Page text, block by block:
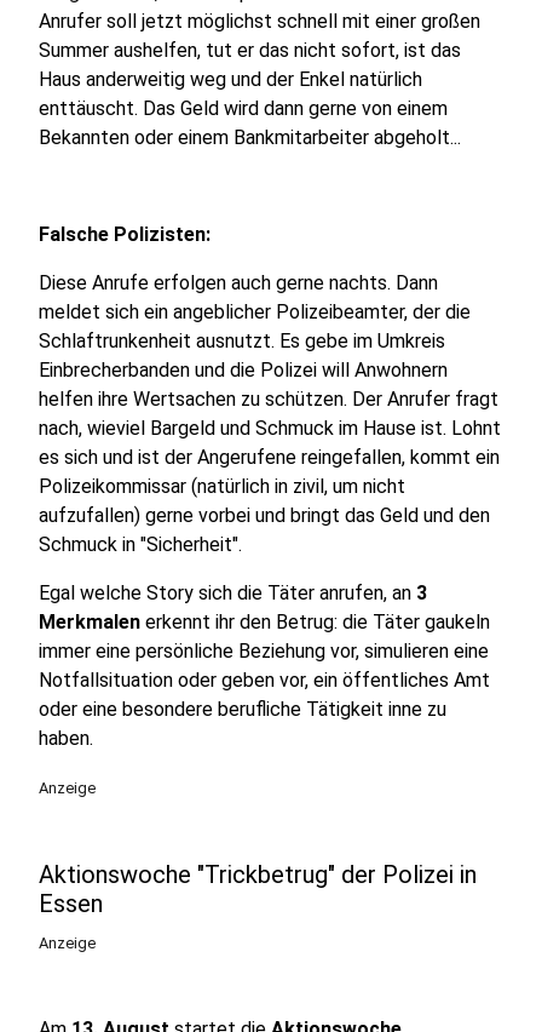
Anrufer soll jetzt möglichst schnell mit einer großen
Summer aushelfen, tut er das nicht sofort, ist das
Haus anderweitig weg und der Enkel natürlich
enttäuscht. Das Geld wird dann gerne von einem
Bekannten oder einem Bankmitarbeiter abgeholt...
Falsche Polizisten:
Diese Anrufe erfolgen auch gerne nachts. Dann
meldet sich ein angeblicher Polizeibeamter, der die
Schlaftrunkenheit ausnutzt. Es gebe im Umkreis
Einbrecherbanden und die Polizei will Anwohnern
helfen ihre Wertsachen zu schützen. Der Anrufer fragt
nach, wieviel Bargeld und Schmuck im Hause ist. Lohnt
es sich und ist der Angerufene reingefallen, kommt ein
Polizeikommissar (natürlich in zivil, um nicht
aufzufallen) gerne vorbei und bringt das Geld und den
Schmuck in "Sicherheit".
Egal welche Story sich die Täter anrufen, an 3
Merkmalen erkennt ihr den Betrug: die Täter gaukeln
immer eine persönliche Beziehung vor, simulieren eine
Notfallsituation oder geben vor, ein öffentliches Amt
oder eine besondere berufliche Tätigkeit inne zu
haben.
Anzeige
Aktionswoche "Trickbetrug" der Polizei in
Essen
Anzeige